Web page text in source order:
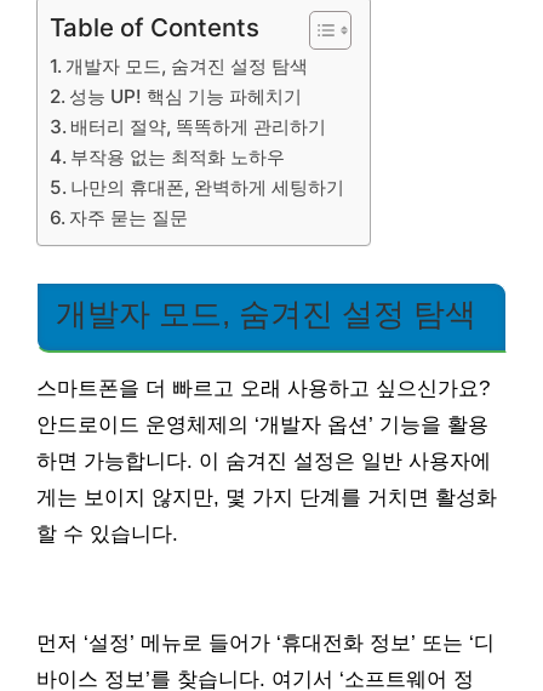
Table of Contents
개발자 모드, 숨겨진 설정 탐색
성능 UP! 핵심 기능 파헤치기
배터리 절약, 똑똑하게 관리하기
부작용 없는 최적화 노하우
나만의 휴대폰, 완벽하게 세팅하기
자주 묻는 질문
개발자 모드, 숨겨진 설정 탐색
스마트폰을 더 빠르고 오래 사용하고 싶으신가요?
안드로이드 운영체제의 ‘개발자 옵션’ 기능을 활용
하면 가능합니다. 이 숨겨진 설정은 일반 사용자에
게는 보이지 않지만, 몇 가지 단계를 거치면 활성화
할 수 있습니다.
먼저 ‘설정’ 메뉴로 들어가 ‘휴대전화 정보’ 또는 ‘디
바이스 정보’를 찾습니다. 여기서 ‘소프트웨어 정